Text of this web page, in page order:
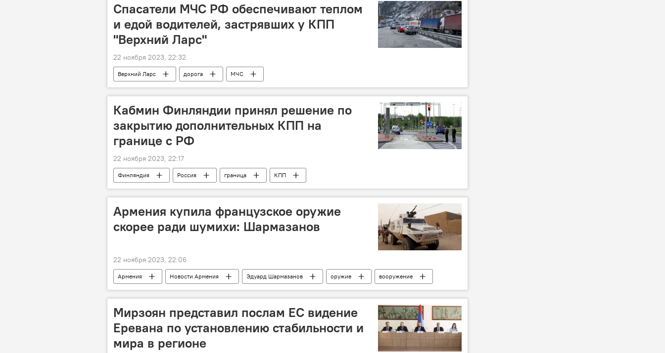
Спасатели МЧС РФ обеспечивают теплом
и едой водителей, застрявших у КПП
"Верхний Ларс"
22 ноября 2023, 22:32
Верхний Ларс дорога МЧС
Кабмин Финляндии принял решение по
закрытию дополнительных КПП на
границе с РФ
22 ноября 2023, 22:17
Финляндия Россия граница КПП
Армения купила французское оружие
скорее ради шумихи: Шармазанов
22 ноября 2023, 22:06
Армения Новости Армения Эдуард Шармазанов оружие
вооружение
Франция
приобретение вооружения
Мирзоян представил послам ЕС видение
Еревана по установлению стабильности и
мира в регионе